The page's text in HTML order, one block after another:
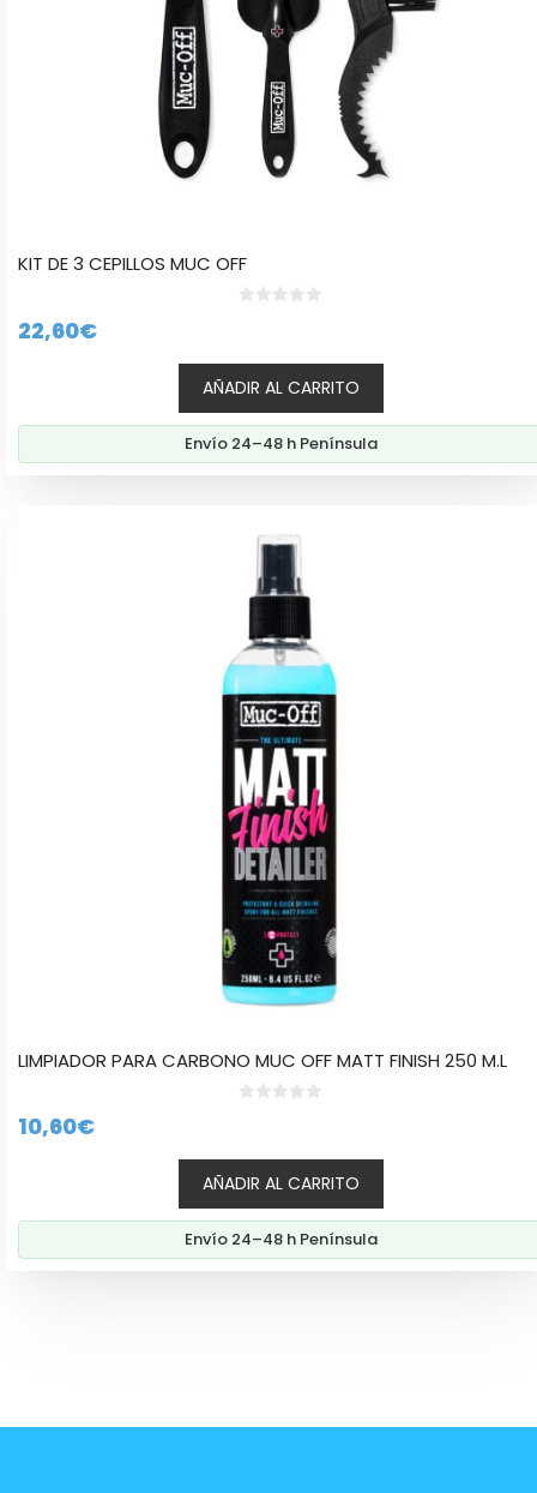
KIT DE 3 CEPILLOS MUC OFF
22,60€
AÑADIR AL CARRITO
Envío 24–48 h Península
LIMPIADOR PARA CARBONO MUC OFF MATT FINISH 250 M.L
5
10,60€
AÑADIR AL CARRITO
Envío 24–48 h Península